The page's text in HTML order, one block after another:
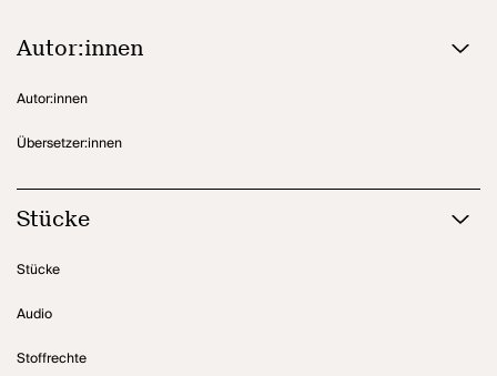
Autor:innen
Autor:innen
Übersetzer:innen
Stücke
Stücke
Audio
Stoffrechte